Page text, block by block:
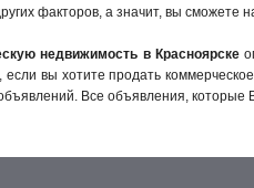
факторов, а значит, вы
недвижимость в Красноярске
если вы хотите продать
Все объявления,